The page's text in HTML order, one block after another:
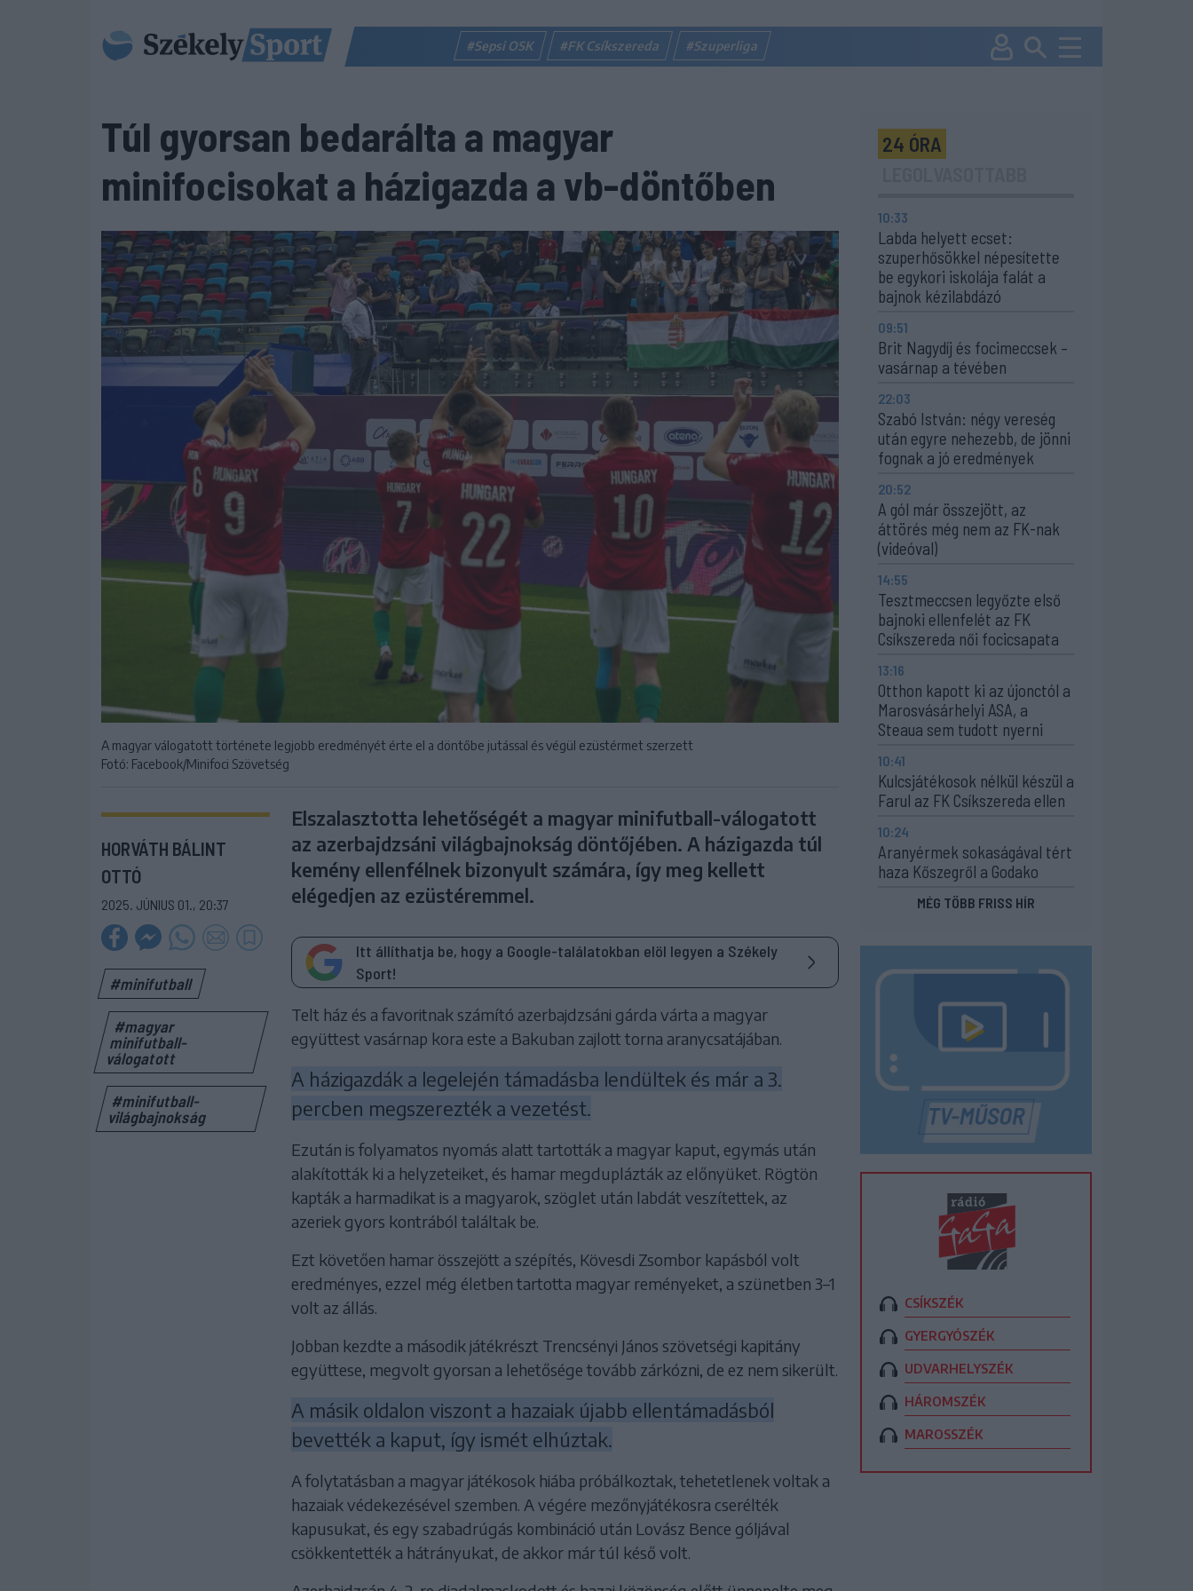
#Sepsi OSK #FK Csíkszereda #Szuperliga
Túl gyorsan bedarálta a magyar
minifocisokat a házigazda a vb-döntőben
A magyar válogatott története legjobb eredményét érte el a döntőbe jutással és végül ezüstérmet szerzett
Fotó: Facebook/Minifoci Szövetség
HORVÁTH BÁLINT
OTTÓ
2025. JÚNIUS 01., 20:37
#minifutball
#magyar
minifutball-
válogatott
#minifutball-
világbajnokság
Elszalasztotta lehetőségét a magyar minifutball-válogatott
az azerbajdzsáni világbajnokság döntőjében. A házigazda túl
kemény ellenfélnek bizonyult számára, így meg kellett
elégedjen az ezüstéremmel.
Itt állíthatja be, hogy a Google-találatokban elöl legyen a Székely
Sport!
Telt ház és a favoritnak számító azerbajdzsáni gárda várta a magyar
együttest vasárnap kora este a Bakuban zajlott torna aranycsatájában.
A házigazdák a legelején támadásba lendültek és már a 3.
percben megszerezték a vezetést.
Ezután is folyamatos nyomás alatt tartották a magyar kaput, egymás után
alakították ki a helyzeteiket, és hamar megduplázták az előnyüket. Rögtön
kapták a harmadikat is a magyarok, szöglet után labdát veszítettek, az
azeriek gyors kontrából találtak be.
Ezt követően hamar összejött a szépítés, Kövesdi Zsombor kapásból volt
eredményes, ezzel még életben tartotta magyar reményeket, a szünetben 3–1
volt az állás.
Jobban kezdte a második játékrészt Trencsényi János szövetségi kapitány
együttese, megvolt gyorsan a lehetősége tovább zárkózni, de ez nem sikerült.
A másik oldalon viszont a hazaiak újabb ellentámadásból
bevették a kaput, így ismét elhúztak.
A folytatásban a magyar játékosok hiába próbálkoztak, tehetetlenek voltak a
hazaiak védekezésével szemben. A végére mezőnyjátékosra cserélték
kapusukat, és egy szabadrúgás kombináció után Lovász Bence góljával
csökkentették a hátrányukat, de akkor már túl késő volt.
24 ÓRA
10:33
Labda helyett ecset:
szuperhősökkel népesítette
be egykori iskolája falát a
bajnok kézilabdázó
09:51
Brit Nagydíj és focimeccsek –
vasárnap a tévében
22:03
Szabó István: négy vereség
után egyre nehezebb, de jönni
fognak a jó eredmények
20:52
A gól már összejött, az
áttörés még nem az FK-nak
(videóval)
14:55
Tesztmeccsen legyőzte első
bajnoki ellenfelét az FK
Csíkszereda női focicsapata
13:16
Otthon kapott ki az újonctól a
Marosvásárhelyi ASA, a
Steaua sem tudott nyerni
10:41
Kulcsjátékosok nélkül készül a
Farul az FK Csíkszereda ellen
10:24
Aranyérmek sokaságával tért
haza Kőszegről a Godako
MÉG TÖBB FRISS HÍR
CSÍKSZÉK
GYERGYÓSZÉK
UDVARHELYSZÉK
HÁROMSZÉK
MAROSSZÉK